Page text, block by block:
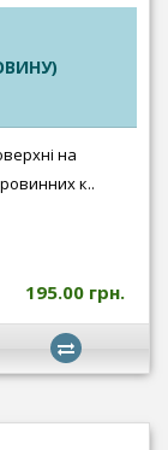
на
к..
195.00 грн.